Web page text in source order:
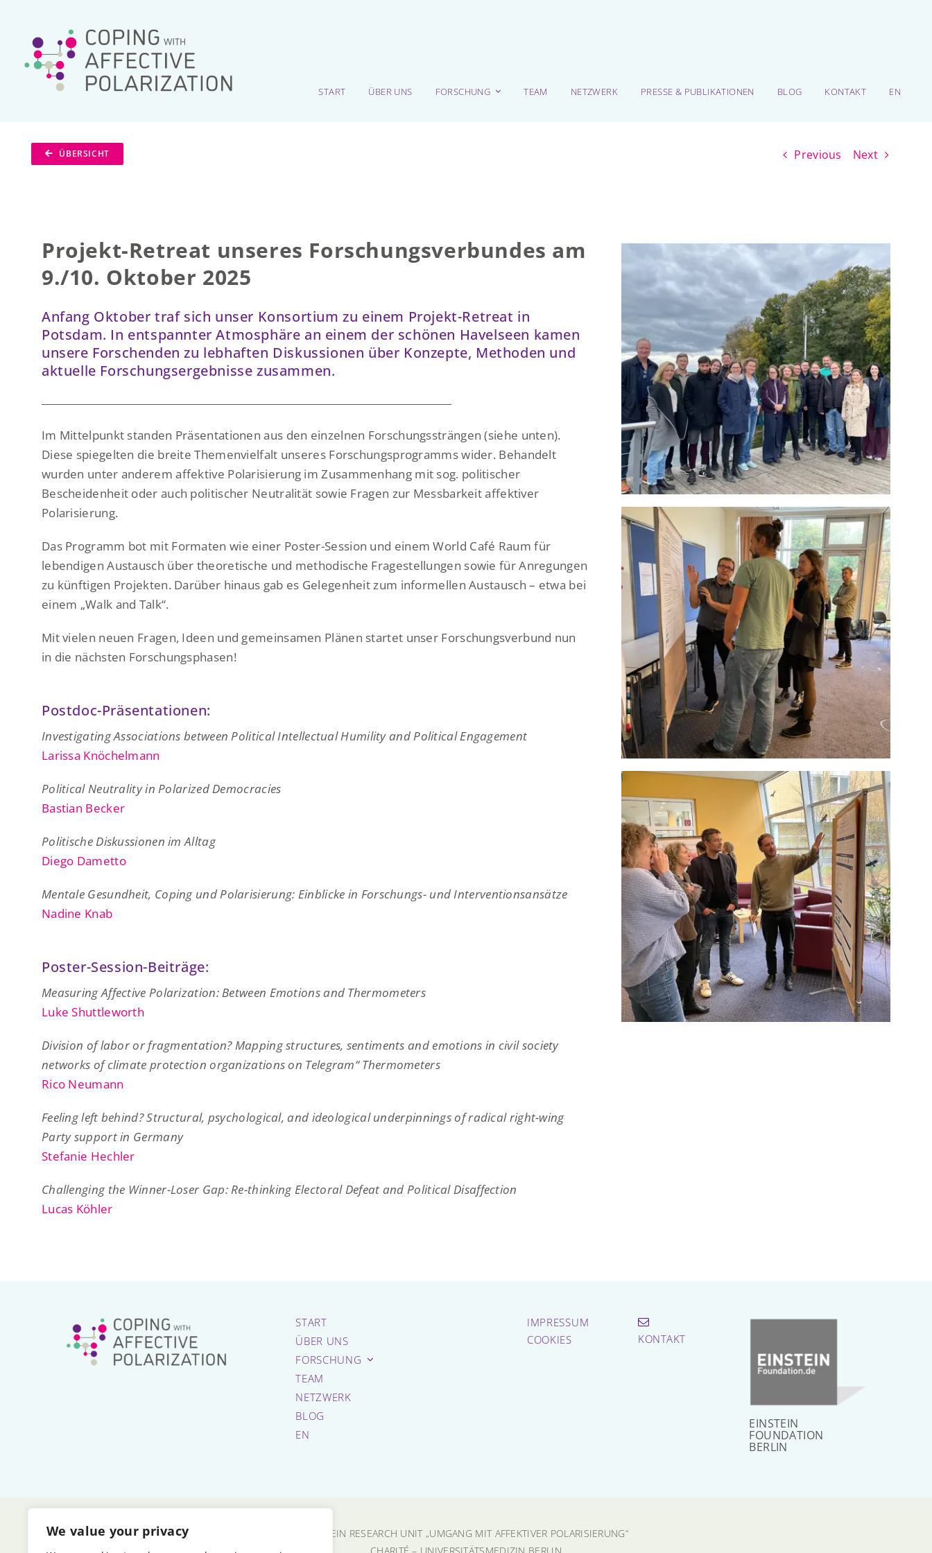
We value your privacy
springen
START ÜBER UNS FORSCHUNG TEAM NETZWERK PRESSE & PUBLIKATIONEN BLOG KONTAKT EN
ÜBERSICHT Previous Next
Projekt-Retreat unseres Forschungsverbundes am
9./10. Oktober 2025
Anfang Oktober traf sich unser Konsortium zu einem Projekt-Retreat in
Potsdam. In entspannter Atmosphäre an einem der schönen Havelseen kamen
unsere Forschenden zu lebhaften Diskussionen über Konzepte, Methoden und
aktuelle Forschungsergebnisse zusammen.
Im Mittelpunkt standen Präsentationen aus den einzelnen Forschungssträngen (siehe unten).
Diese spiegelten die breite Themenvielfalt unseres Forschungsprogramms wider. Behandelt
wurden unter anderem affektive Polarisierung im Zusammenhang mit sog. politischer
Bescheidenheit oder auch politischer Neutralität sowie Fragen zur Messbarkeit affektiver
Polarisierung.
Das Programm bot mit Formaten wie einer Poster-Session und einem World Café Raum für
lebendigen Austausch über theoretische und methodische Fragestellungen sowie für Anregungen
zu künftigen Projekten. Darüber hinaus gab es Gelegenheit zum informellen Austausch – etwa bei
einem „Walk and Talk“.
Mit vielen neuen Fragen, Ideen und gemeinsamen Plänen startet unser Forschungsverbund nun
in die nächsten Forschungsphasen!
Postdoc-Präsentationen:
Investigating Associations between Political Intellectual Humility and Political Engagement
Larissa Knöchelmann
Political Neutrality in Polarized Democracies
Bastian Becker
Politische Diskussionen im Alltag
Diego Dametto
Mentale Gesundheit, Coping und Polarisierung: Einblicke in Forschungs- und Interventionsansätze
Nadine Knab
Poster-Session-Beiträge:
Measuring Affective Polarization: Between Emotions and Thermometers
Luke Shuttleworth
Division of labor or fragmentation? Mapping structures, sentiments and emotions in civil society
networks of climate protection organizations on Telegram“ Thermometers
Rico Neumann
Feeling left behind? Structural, psychological, and ideological underpinnings of radical right-wing
Party support in Germany
Stefanie Hechler
Challenging the Winner-Loser Gap: Re-thinking Electoral Defeat and Political Disaffection
Lucas Köhler
START
ÜBER UNS
FORSCHUNG
TEAM
NETZWERK
BLOG
EN
IMPRESSUM
COOKIES
KONTAKT
EINSTEIN
FOUNDATION
BERLIN
EINSTEIN RESEARCH UNIT „UMGANG MIT AFFEKTIVER POLARISIERUNG“